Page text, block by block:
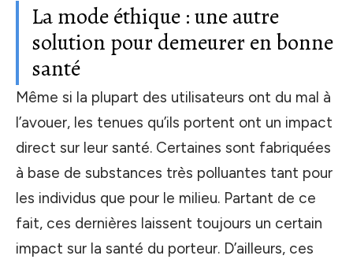
La mode éthique : une autre
solution pour demeurer en bonne
santé
Même si la plupart des utilisateurs ont du mal à
l’avouer, les tenues qu’ils portent ont un impact
direct sur leur santé. Certaines sont fabriquées
à base de substances très polluantes tant pour
les individus que pour le milieu. Partant de ce
fait, ces dernières laissent toujours un certain
impact sur la santé du porteur. D’ailleurs, ces